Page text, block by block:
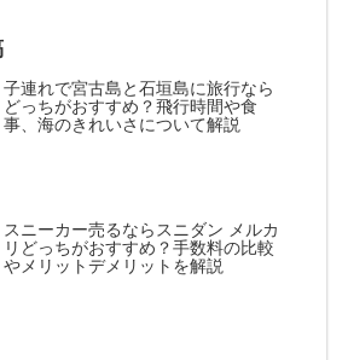
子連れで宮古島と石垣島に旅行なら
どっちがおすすめ？飛行時間や食
事、海のきれいさについて解説
スニーカー売るならスニダン メルカ
リどっちがおすすめ？手数料の比較
やメリットデメリットを解説